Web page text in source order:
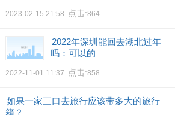
2023-02-15 21:58 点击:864
2022年深圳能回去湖北过年
吗：可以的
2022-11-01 11:37 点击:858
如果一家三口去旅行应该带多大的旅行
箱？